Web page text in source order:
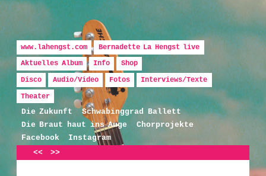
Bernadette La Hengst
Hauptmenü
Zum Inhalt wechseln
Zum sekundären Inhalt wechseln
www.lahengst.com
Bernadette La Hengst live
Aktuelles Album
Info
Shop
Disco
Audio/Video Fotos
Interviews/Texte
Theater
Die Zukunft
Schwabinggrad Ballett
Die Braut haut ins Auge
Chorprojekte
Facebook
Instagram
Artikelnavigation
<< >>